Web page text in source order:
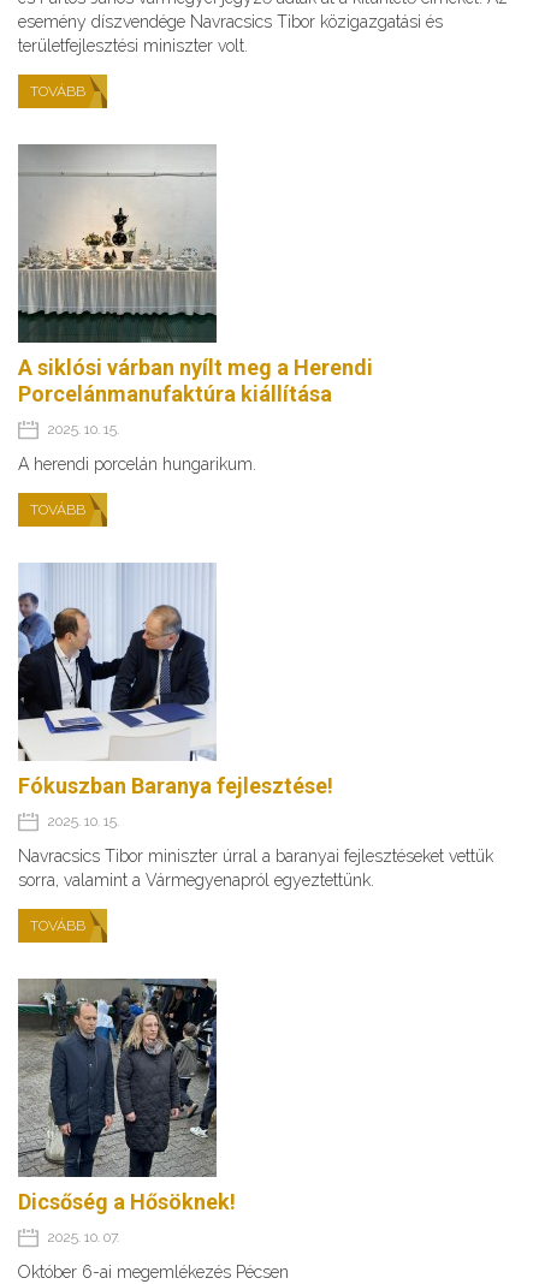
esemény díszvendége Navracsics Tibor közigazgatási és
területfejlesztési miniszter volt.
TOVÁBB
A siklósi várban nyílt meg a Herendi
Porcelánmanufaktúra kiállítása
2025. 10. 15.
A herendi porcelán hungarikum.
TOVÁBB
Fókuszban Baranya fejlesztése!
2025. 10. 15.
Navracsics Tibor miniszter úrral a baranyai fejlesztéseket vettük
sorra, valamint a Vármegyenapról egyeztettünk.
TOVÁBB
Dicsőség a Hősöknek!
2025. 10. 07.
Október 6-ai megemlékezés Pécsen